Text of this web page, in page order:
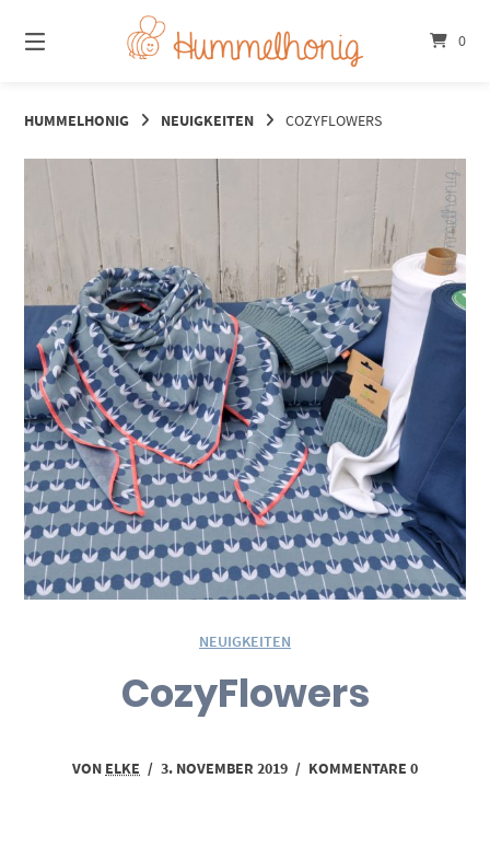
zum
Inhalt
0
HUMMELHONIG NEUIGKEITEN COZYFLOWERS
NEUIGKEITEN
CozyFlowers
VON ELKE / 3. NOVEMBER 2019 / KOMMENTARE 0